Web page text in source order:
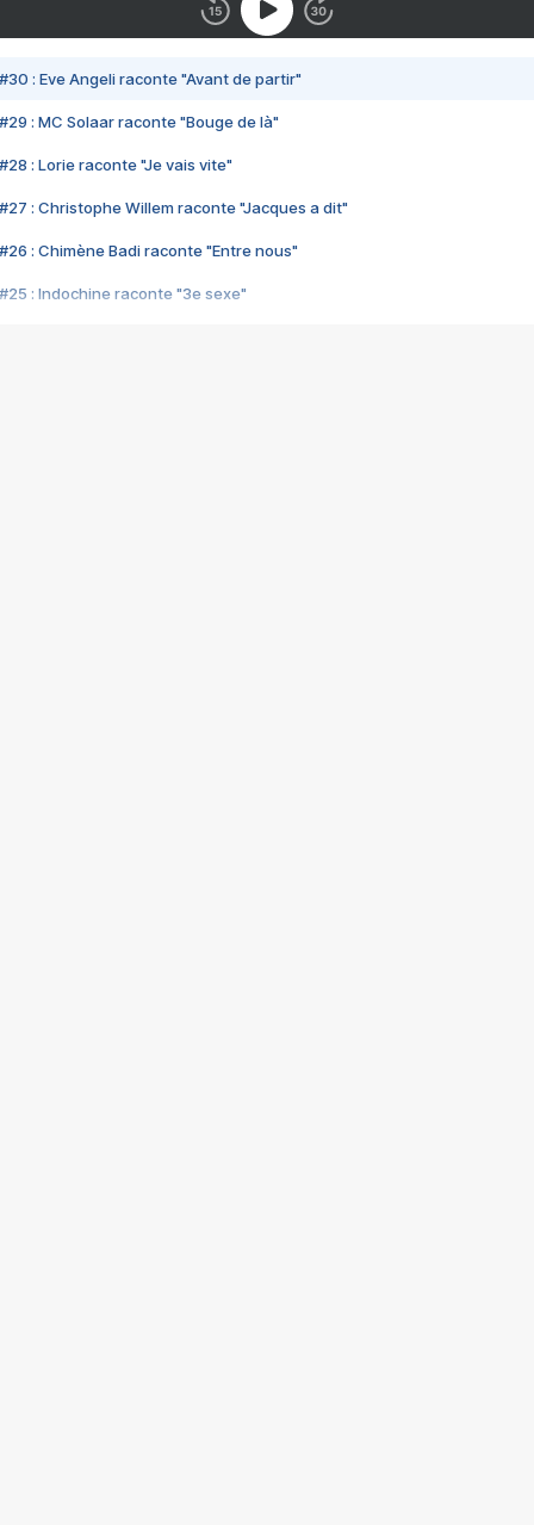
#30 : Eve Angeli raconte "Avant de partir"
#29 : MC Solaar raconte "Bouge de là"
#28 : Lorie raconte "Je vais vite"
#27 : Christophe Willem raconte "Jacques a dit"
#26 : Chimène Badi raconte "Entre nous"
#25 : Indochine raconte "3e sexe"